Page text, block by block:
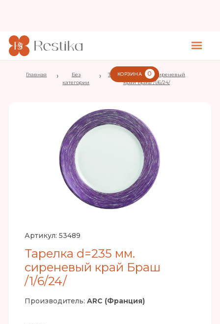
КОРЗИНА 0
Главная ›
Без
категории
›
Тарелка d=235 мм. сиреневый
край Браш /1/6/24/
Артикул: 53489
Тарелка d=235 мм.
сиреневый край Браш
/1/6/24/
Производитель: ARC (Франция)